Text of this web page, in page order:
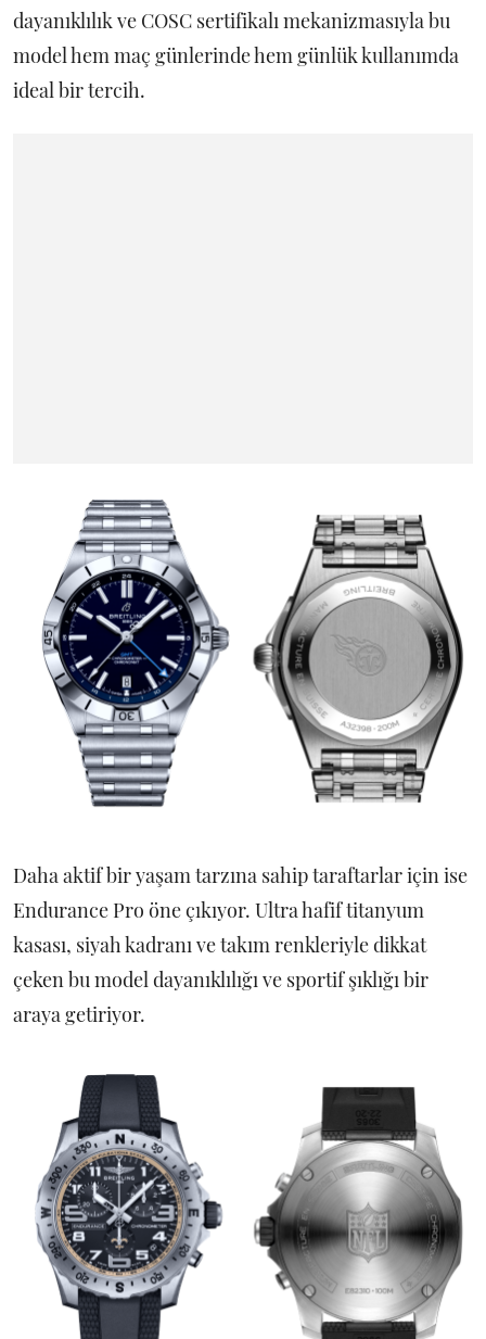
dayanıklılık ve COSC sertifikalı mekanizmasıyla bu
model hem maç günlerinde hem günlük kullanımda
ideal bir tercih.
Daha aktif bir yaşam tarzına sahip taraftarlar için ise
Endurance Pro öne çıkıyor. Ultra hafif titanyum
kasası, siyah kadranı ve takım renkleriyle dikkat
çeken bu model dayanıklılığı ve sportif şıklığı bir
araya getiriyor.